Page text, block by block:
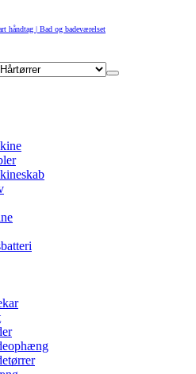
håndtag | Bad og badeværelset